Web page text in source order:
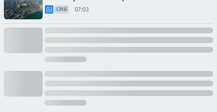
СМИ 07:03